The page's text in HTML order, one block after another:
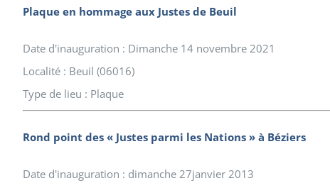
Plaque en hommage aux Justes de Beuil
Date d'inauguration : Dimanche 14 novembre 2021
Localité : Beuil (06016)
Type de lieu : Plaque
Rond point des « Justes parmi les Nations » à Béziers
Date d'inauguration : dimanche 27janvier 2013